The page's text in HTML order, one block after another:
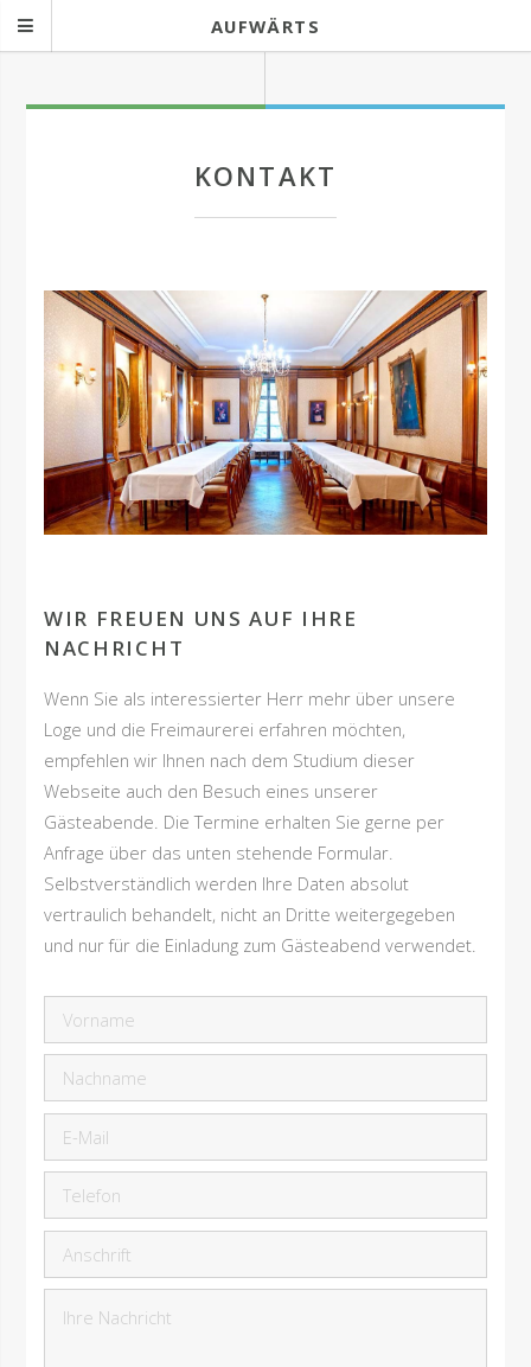
KONTAKT
WIR FREUEN UNS AUF IHRE
NACHRICHT
Wenn Sie als interessierter Herr mehr über unsere
Loge und die Freimaurerei erfahren möchten,
empfehlen wir Ihnen nach dem Studium dieser
Webseite auch den Besuch eines unserer
Gästeabende. Die Termine erhalten Sie gerne per
Anfrage über das unten stehende Formular.
Selbstverständlich werden Ihre Daten absolut
vertraulich behandelt, nicht an Dritte weitergegeben
und nur für die Einladung zum Gästeabend verwendet.
AUFWÄRTS